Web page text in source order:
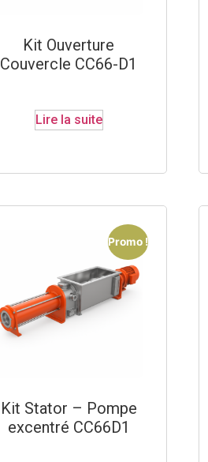
Kit Ouverture
Couvercle CC66-D1
Lire la suite
Promo !
Kit Stator – Pompe
excentré CC66D1